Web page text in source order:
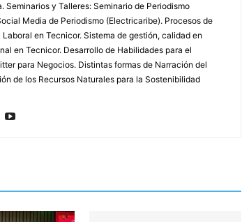
Seminarios y Talleres: Seminario de Periodismo
Media de Periodismo (Electricaribe). Procesos de
en Tecnicor. Sistema de gestión, calidad en
en Tecnicor. Desarrollo de Habilidades para el
para Negocios. Distintas formas de Narración del
de los Recursos Naturales para la Sostenibilidad